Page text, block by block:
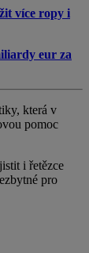
více ropy i
eur za
která v
pomoc
i řetězce
pro